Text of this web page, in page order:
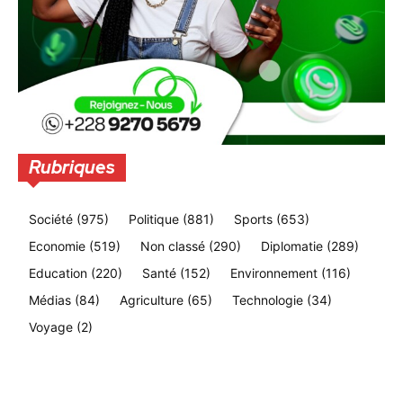
Rubriques
Société (975) Politique (881) Sports (653)
Economie (519) Non classé (290) Diplomatie (289)
Education (220) Santé (152) Environnement (116)
Médias (84) Agriculture (65) Technologie (34)
Voyage (2)